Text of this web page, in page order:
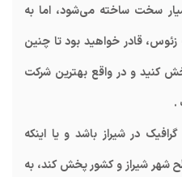
سخت ساخته می‌شود، اما به
قادر خواهید بود تا چنین
کنید و در واقع بهترین شرکت
.
در شیراز باشد و یا اینکه
شهر شیراز و کشور پخش کند، به